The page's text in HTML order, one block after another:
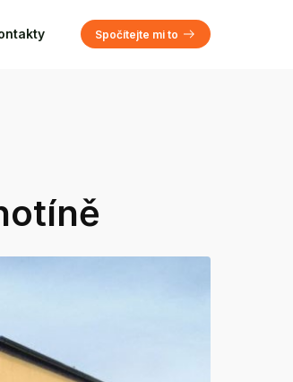
Spočítejte mi to